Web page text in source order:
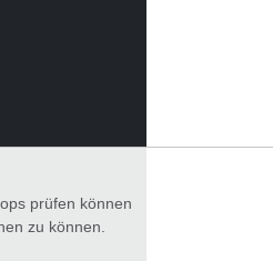
prüfen können
zu können.